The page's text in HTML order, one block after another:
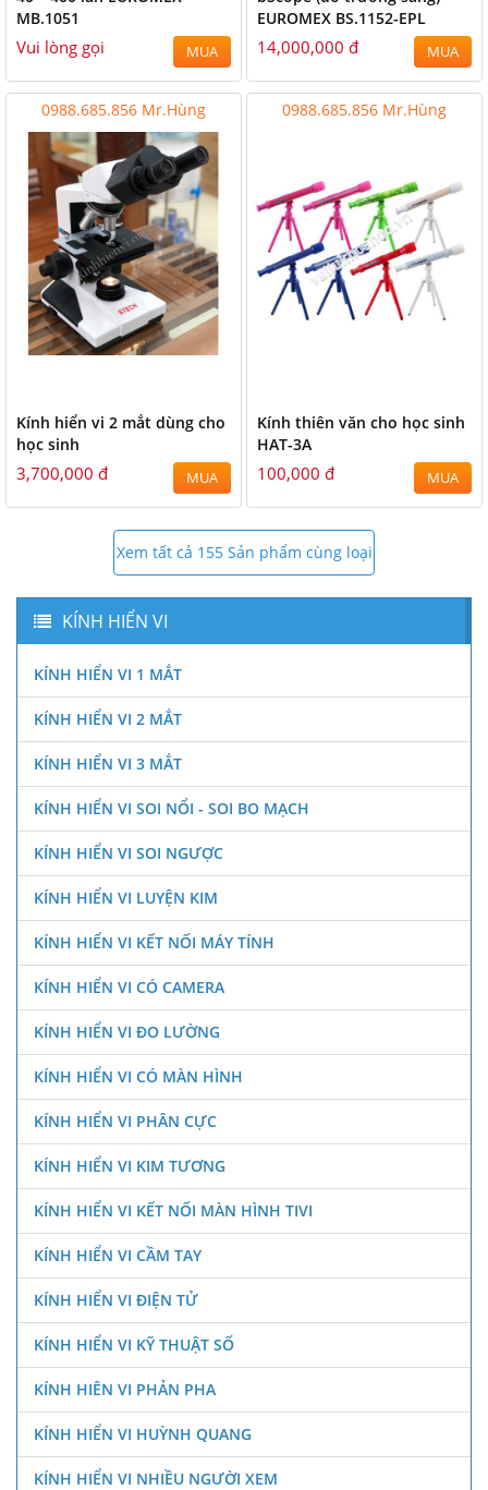
MB.1051
Vui lòng gọi MUA
EUROMEX BS.1152-EPL
14,000,000 đ MUA
0988.685.856 Mr.Hùng
Kính hiển vi 2 mắt dùng cho
học sinh
3,700,000 đ MUA
0988.685.856 Mr.Hùng
Kính thiên văn cho học sinh
HAT-3A
100,000 đ MUA
Xem tất cả 155 Sản phẩm cùng loại
KÍNH HIỂN VI
KÍNH HIỂN VI 1 MẮT
KÍNH HIỂN VI 2 MẮT
KÍNH HIỂN VI 3 MẮT
KÍNH HIỂN VI SOI NỔI - SOI BO MẠCH
KÍNH HIỂN VI SOI NGƯỢC
KÍNH HIỂN VI LUYỆN KIM
KÍNH HIỂN VI KẾT NỐI MÁY TÍNH
KÍNH HIỂN VI CÓ CAMERA
KÍNH HIỂN VI ĐO LƯỜNG
KÍNH HIỂN VI CÓ MÀN HÌNH
KÍNH HIỂN VI PHÂN CỰC
KÍNH HIỂN VI KIM TƯƠNG
KÍNH HIỂN VI KẾT NỐI MÀN HÌNH TIVI
KÍNH HIỂN VI CẦM TAY
KÍNH HIỂN VI ĐIỆN TỬ
KÍNH HIỂN VI KỸ THUẬT SỐ
KÍNH HIÊN VI PHẢN PHA
KÍNH HIỂN VI HUỲNH QUANG
KÍNH HIỂN VI NHIỀU NGƯỜI XEM